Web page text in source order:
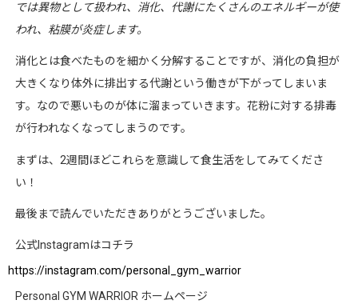
では異物として扱われ、消化、代謝にたくさんのエネルギーが使
われ、粘膜が炎症します。
消化とは食べたものを細かく分解することですが、消化の負担が
大きくなり体外に排出する代謝という働きが下がってしまいま
す。なので悪いものが体に溜まっていきます。花粉に対する排毒
が行われなくなってしまうのです。
まずは、 2週間ほどこれらを意識して食生活をしてみてくださ
い！
最後まで読んでいただきありがとうございました。
公式Instagramはコチラ
https://instagram.com/personal_gym_warrior
Personal GYM WARRIOR ホームページ